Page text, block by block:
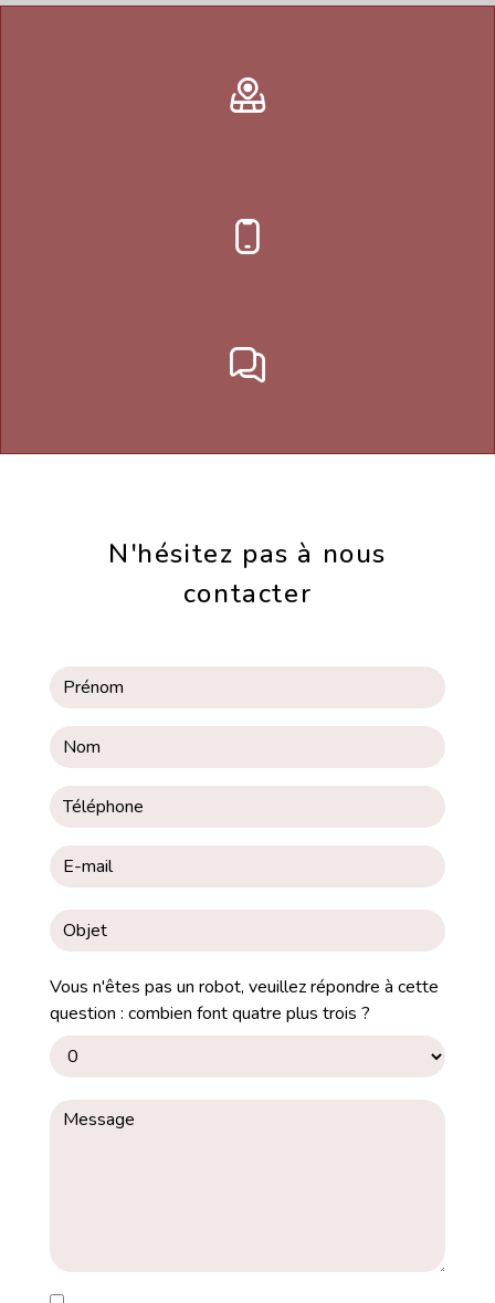
N'hésitez pas à nous
contacter
Vous n'êtes pas un robot, veuillez répondre à cette
question : combien font quatre plus trois ?